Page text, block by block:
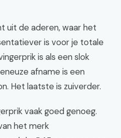
uit de aderen, waar het
is voor je totale
is als een slok
afname is een
Het laatste is zuiverder.
vaak goed genoeg.
het merk